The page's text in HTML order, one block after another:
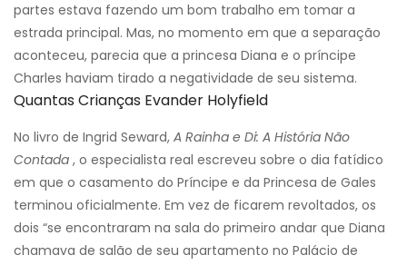
partes estava fazendo um bom trabalho em tomar a
estrada principal. Mas, no momento em que a separação
aconteceu, parecia que a princesa Diana e o príncipe
Charles haviam tirado a negatividade de seu sistema.
Quantas Crianças Evander Holyfield
No livro de Ingrid Seward, A Rainha e Di: A História Não
Contada , o especialista real escreveu sobre o dia fatídico
em que o casamento do Príncipe e da Princesa de Gales
terminou oficialmente. Em vez de ficarem revoltados, os
dois “se encontraram na sala do primeiro andar que Diana
chamava de salão de seu apartamento no Palácio de